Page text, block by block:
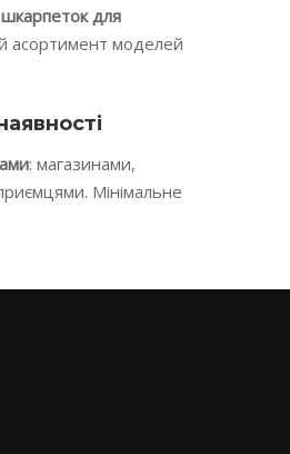
для
асортимент моделей
: магазинами,
Мінімальне